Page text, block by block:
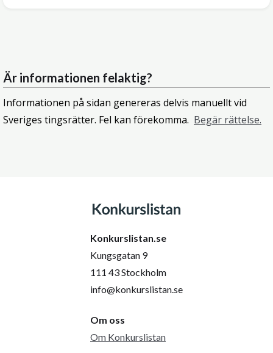
Är informationen felaktig?
Informationen på sidan genereras delvis manuellt vid
Sveriges tingsrätter. Fel kan förekomma. Begär rättelse.
Konkurslistan.se
Kungsgatan 9
111 43 Stockholm
info@konkurslistan.se
Om oss
Om Konkurslistan